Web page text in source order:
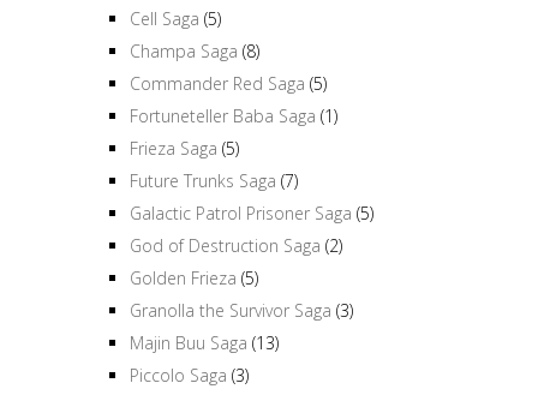
Cell Saga (5)
Champa Saga (8)
Commander Red Saga (5)
Fortuneteller Baba Saga (1)
Frieza Saga (5)
Future Trunks Saga (7)
Galactic Patrol Prisoner Saga (5)
God of Destruction Saga (2)
Golden Frieza (5)
Granolla the Survivor Saga (3)
Majin Buu Saga (13)
Piccolo Saga (3)